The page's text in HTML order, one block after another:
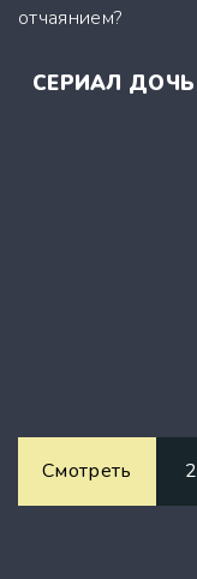
отчаянием?
СЕРИАЛ
Смотреть